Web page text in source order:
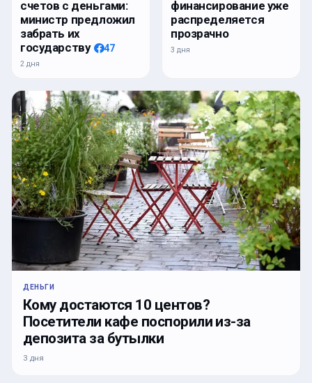
счетов с деньгами:
министр предложил
забрать их
государству
47
2 дня
финансирование уже
распределяется
прозрачно
3 дня
ДЕНЬГИ
Кому достаются 10 центов?
Посетители кафе поспорили из-за
депозита за бутылки
3 дня